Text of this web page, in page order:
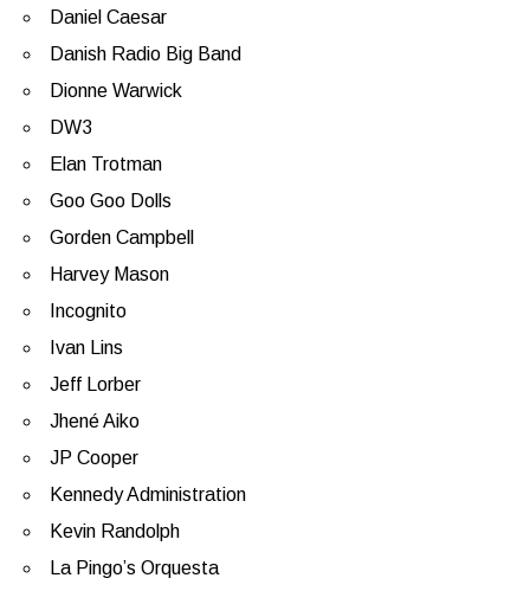
Daniel Caesar
Danish Radio Big Band
Dionne Warwick
DW3
Elan Trotman
Goo Goo Dolls
Gorden Campbell
Harvey Mason
Incognito
Ivan Lins
Jeff Lorber
Jhené Aiko
JP Cooper
Kennedy Administration
Kevin Randolph
La Pingo’s Orquesta